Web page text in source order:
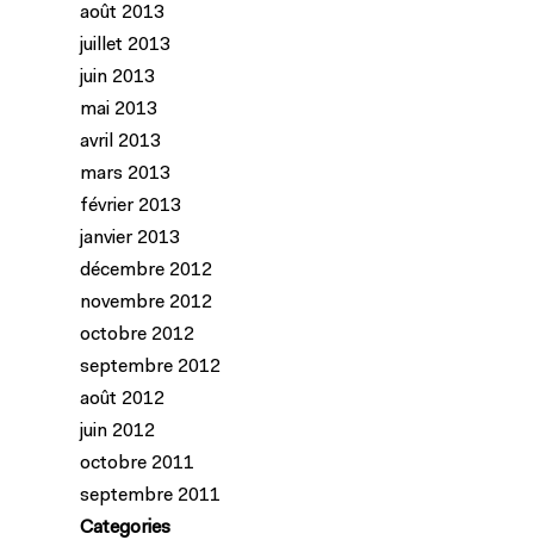
août 2013
juillet 2013
juin 2013
mai 2013
avril 2013
mars 2013
février 2013
janvier 2013
décembre 2012
novembre 2012
octobre 2012
septembre 2012
août 2012
juin 2012
octobre 2011
septembre 2011
Categories